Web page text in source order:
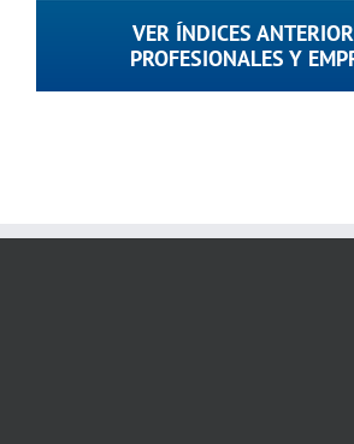
VER ÍNDICES
PROFESIONALES Y